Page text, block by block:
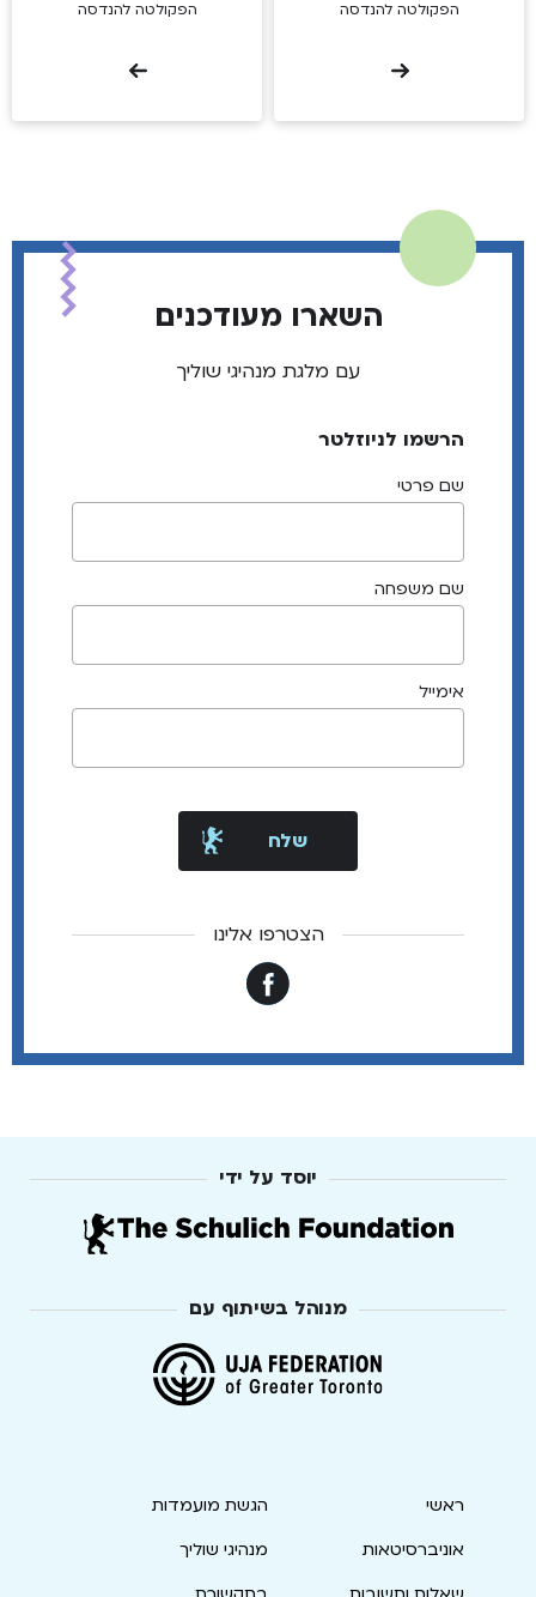
הפקולטה להנדסה
הפקולטה להנדסה
השארו מעודכנים
עם מלגת מנהיגי שוליך
הרשמו לניוזלטר
שם פרטי
שם משפחה
אימייל
הצטרפו אלינו
יוסד על ידי
מנוהל בשיתוף עם
ראשי
הגשת מועמדות
אוניברסיטאות
מנהיגי שוליך